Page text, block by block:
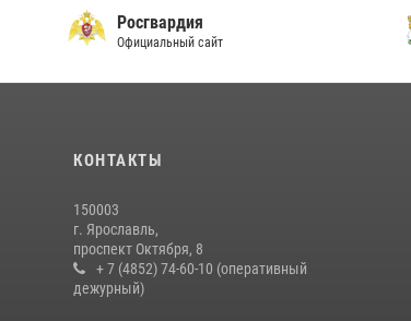
Росгвардия
Официальный сайт
КОНТАКТЫ
150003
г. Ярославль,
проспект Октября, 8
+ 7 (4852) 74-60-10 (оперативный
дежурный)